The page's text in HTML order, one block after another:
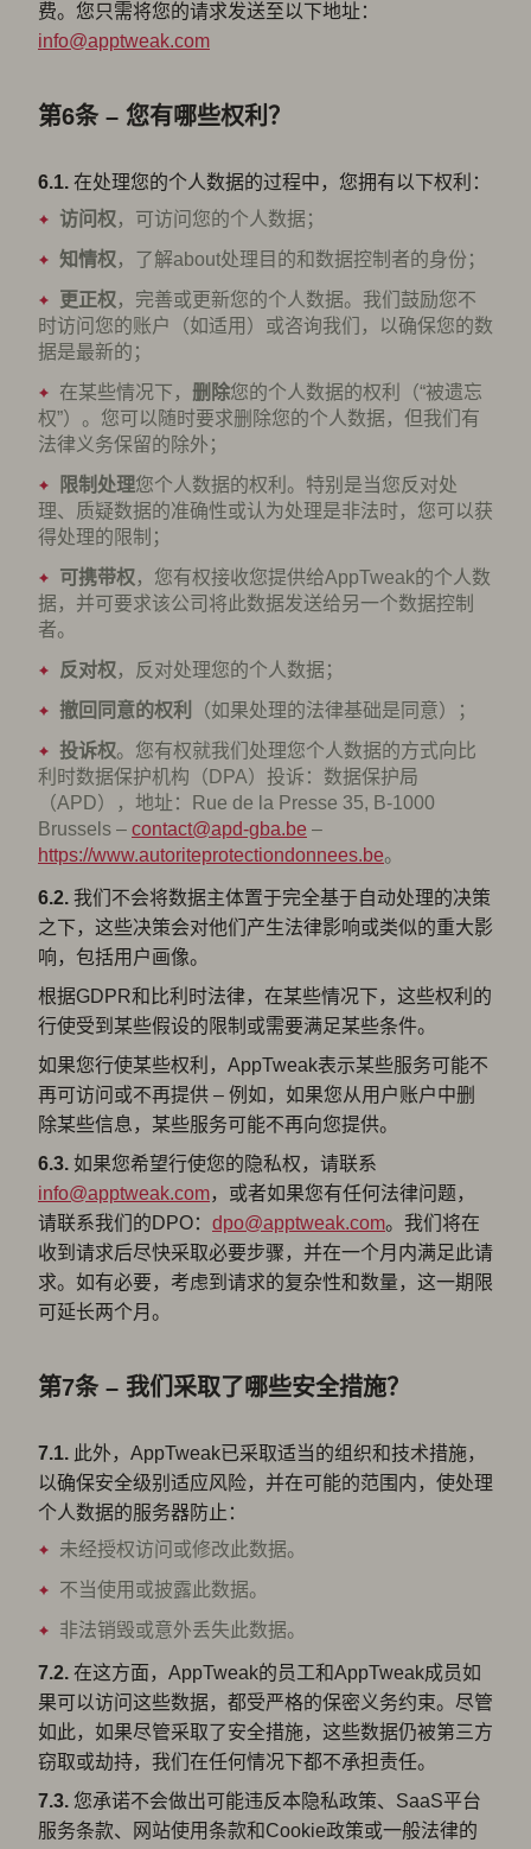
费。您只需将您的请求发送至以下地址：
info@apptweak.com
第6条 – 您有哪些权利？
6.1. 在处理您的个人数据的过程中，您拥有以下权利：
访问权，可访问您的个人数据；
知情权，了解about处理目的和数据控制者的身份；
更正权，完善或更新您的个人数据。我们鼓励您不
时访问您的账户（如适用）或咨询我们，以确保您的数
据是最新的；
在某些情况下， 删除您的个人数据的权利（“被遗忘
权”）。您可以随时要求删除您的个人数据，但我们有
法律义务保留的除外；
限制处理您个人数据的权利。特别是当您反对处
理、质疑数据的准确性或认为处理是非法时，您可以获
得处理的限制；
可携带权，您有权接收您提供给AppTweak的个人数
据，并可要求该公司将此数据发送给另一个数据控制
者。
反对权，反对处理您的个人数据；
撤回同意的权利
（如果处理的法律基础是同意）；
投诉权。您有权就我们处理您个人数据的方式向比
利时数据保护机构（DPA）投诉：数据保护局
（APD），地址：Rue de la Presse 35, B-1000
Brussels – contact@apd-gba.be –
https://www.autoriteprotectiondonnees.be。
6.2. 我们不会将数据主体置于完全基于自动处理的决策
之下，这些决策会对他们产生法律影响或类似的重大影
响，包括用户画像。
根据GDPR和比利时法律，在某些情况下，这些权利的
行使受到某些假设的限制或需要满足某些条件。
如果您行使某些权利，AppTweak表示某些服务可能不
再可访问或不再提供 – 例如，如果您从用户账户中删
除某些信息，某些服务可能不再向您提供。
6.3. 如果您希望行使您的隐私权，请联系
info@apptweak.com，或者如果您有任何法律问题，
请联系我们的DPO： dpo@apptweak.com。我们将在
收到请求后尽快采取必要步骤，并在一个月内满足此请
求。如有必要，考虑到请求的复杂性和数量，这一期限
可延长两个月。
第7条 – 我们采取了哪些安全措施？
7.1. 此外，AppTweak已采取适当的组织和技术措施，
以确保安全级别适应风险，并在可能的范围内，使处理
个人数据的服务器防止：
未经授权访问或修改此数据。
不当使用或披露此数据。
非法销毁或意外丢失此数据。
7.2. 在这方面，AppTweak的员工和AppTweak成员如
果可以访问这些数据，都受严格的保密义务约束。尽管
如此，如果尽管采取了安全措施，这些数据仍被第三方
窃取或劫持，我们在任何情况下都不承担责任。
7.3. 您承诺不会做出可能违反本隐私政策、SaaS平台
服务条款、网站使用条款和Cookie政策或一般法律的